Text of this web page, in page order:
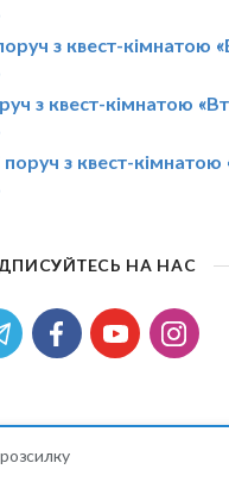
з квест-кімнатою
з квест-кімнатою
з квест-кімнатою
НА НАС